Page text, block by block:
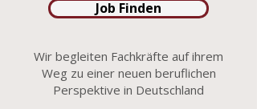
Job Finden
Wir begleiten Fachkräfte auf ihrem
Weg zu einer neuen beruflichen
Perspektive in Deutschland